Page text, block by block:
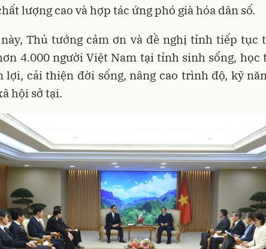
lượng cao và hợp tác ứng phó già hóa dân số.
Thủ tướng cảm ơn và đề nghị tỉnh tiếp tục
4.000 người Việt Nam tại tỉnh sinh sống, học
lợi, cải thiện đời sống, nâng cao trình độ, kỹ
hội sở tại.